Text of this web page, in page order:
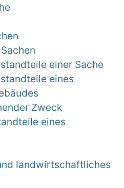
einer Sache
eines
Zweck
eines
landwirtschaftliches